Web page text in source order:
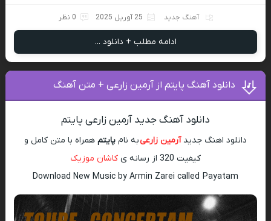
آهنگ جدید 25 آوریل 2025 0 نظر
ادامه مطلب + دانلود ...
دانلود آهنگ پایتم از آرمین زارعی + متن آهنگ
دانلود آهنگ جدید آرمین زارعی پایتم
دانلود اهنگ جدیدآرمین زارعیبه نام پایتم همراه با متن کامل و
کیفیت 320 از رسانه ی
کاشان موزیک
Download New Music by Armin Zarei called Payatam